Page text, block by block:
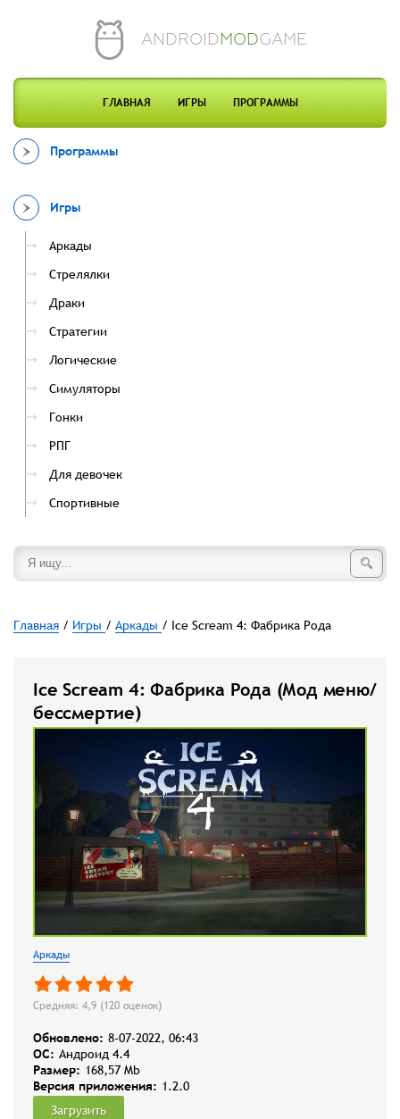
ANDROIDMODGAME
ГЛАВНАЯ ИГРЫ ПРОГРАММЫ
Программы
Игры
Аркады
Стрелялки
Драки
Стратегии
Логические
Симуляторы
Гонки
РПГ
Для девочек
Спортивные
Главная / Игры / Аркады / Ice Scream 4: Фабрика Рода
Ice Scream 4: Фабрика Рода (Мод меню/
бессмертие)
Аркады
Средняя: 4,9 (120 оценок)
Обновлено: 8-07-2022, 06:43
OC: Андроид 4.4
Размер: 168,57 Mb
Версия приложения: 1.2.0
Загрузить